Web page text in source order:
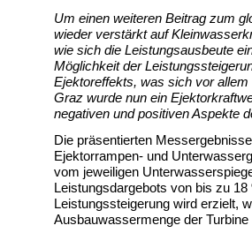
Um einen weiteren Beitrag zum
wieder verstärkt auf
wie sich die Leistungsausbeute
Möglichkeit der
Ejektoreffekts, was sich vor allem
Graz wurde nun ein
negativen und positiven Aspekte
Die präsentierten
Ejektorrampen- und
vom jeweiligen
Leistungsdargebots von bis zu
Leistungssteigerung wird erzielt,
Ausbauwassermenge der